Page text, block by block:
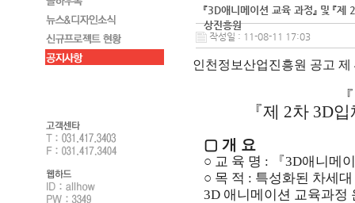
『3D애니메이션 교육 과정』 및 『
상진흥원
작성일 : 11-08-11 17:03
인천정보산업진흥원 공고 제
『제 2차 3D
▢ 개 요
○ 교 육 명 :
『3D애니메
○ 목 적 : 특성화된 차세
3D 애니메이션 교육과정